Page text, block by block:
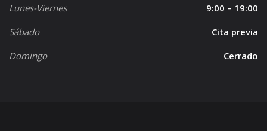
Lunes-Viernes
9:00 – 19:00
Sábado
Cita previa
Domingo
Cerrado